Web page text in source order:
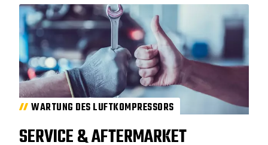
WARTUNG DES LUFTKOMPRESSORS
SERVICE & AFTERMARKET